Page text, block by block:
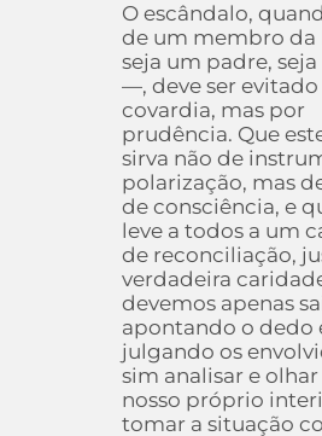
O escândalo,
de um membro
seja um padre,
—, deve ser
covardia, mas por
prudência. Que
sirva não de
polarização, mas
de consciência, e
leve a todos a um
de reconciliação,
verdadeira
devemos apenas
apontando o dedo
julgando os
sim analisar e olhar
nosso próprio
tomar a situação